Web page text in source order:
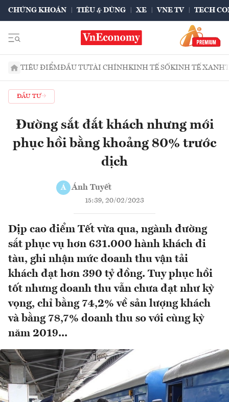
CHỨNG KHOÁN TIÊU & DÙNG XE VNE TV TECH
TIÊU ĐIỂMĐẦU TƯTÀI CHÍNHKINH TẾ SỐKINH TẾ XANH
ĐẦU TƯ
Đường sắt đắt khách nhưng mới
phục hồi bằng khoảng 80% trước
dịch
Á Ánh Tuyết
15:39, 20/02/2023
Dịp cao điểm Tết vừa qua, ngành đường
sắt phục vụ hơn 631.000 hành khách đi
tàu, ghi nhận mức doanh thu vận tải
khách đạt hơn 390 tỷ đồng. Tuy phục hồi
tốt nhưng doanh thu vẫn chưa đạt như kỳ
vọng, chỉ bằng 74,2% về sản lượng khách
và bằng 78,7% doanh thu so với cùng kỳ
năm 2019...